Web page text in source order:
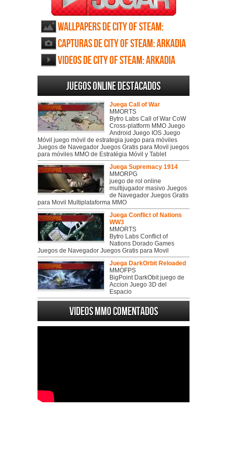
Wallpapers de City of Steam:
Arkadia
Capturas de City of Steam: Arkadia
Videos de City of Steam: Arkadia
Juegos online destacados
Juega Call of War
MMORTS
Bytro Labs Call of War CoW
Cross-platform MMO Juego
Android Juego IOS Juego
Móvil juego móvil de estrategia juego para móviles
Juegos de Navegador Juegos Gratis para Movil juegos
para móviles MMO de Estratégia Móvil y Tablet
Juega Supremacy 1914
MMORPG
juego de rol online
multijugador masivo Juegos
de Navegador Juegos Gratis
para Movil Multiplataforma MMO
Juega Conflict of Nations
WW3
MMORTS
Bytro Labs Conflict of
Nations Dorado Games
Juegos de Navegador Juegos Gratis para Movil
Juega DarkOrbit Reloaded
MMOFPS
BigPoint DarkObit juego de
Accion Juego 3D del
Espacio
Videos MMO Comentados